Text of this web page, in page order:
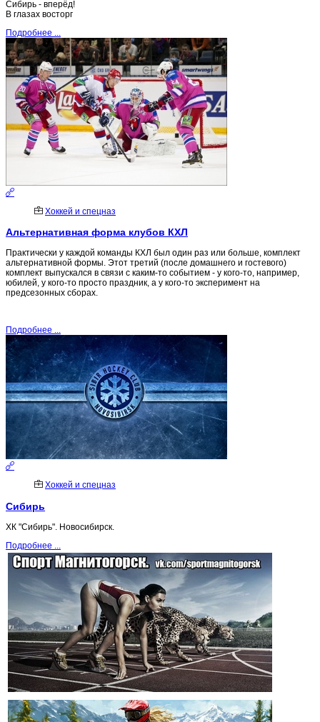
Сибирь - вперёд!
В глазах восторг
Подробнее ...
Хоккей и спецназ
Альтернативная форма клубов КХЛ
Практически у каждой команды КХЛ был один раз или больше, комплект
альтернативной формы. Этот третий (после домашнего и гостевого)
комплект выпускался в связи с каким-то событием - у кого-то, например,
юбилей, у кого-то просто праздник, а у кого-то эксперимент на
предсезонных сборах.
Подробнее ...
Хоккей и спецназ
Сибирь
ХК "Сибирь". Новосибирск.
Подробнее ...